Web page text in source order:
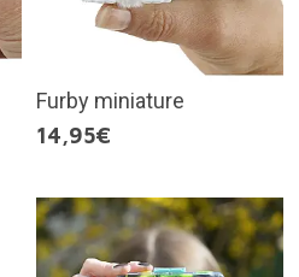
Furby miniature
14,95€